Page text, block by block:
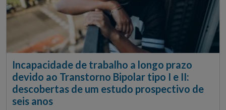
Incapacidade de trabalho a longo prazo
devido ao Transtorno Bipolar tipo I e II:
descobertas de um estudo prospectivo de
seis anos